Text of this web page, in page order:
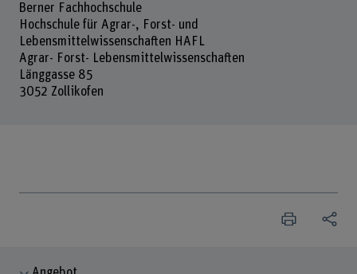
Berner Fachhochschule
Hochschule für Agrar-, Forst- und
Lebensmittelwissenschaften HAFL
Agrar- Forst- Lebensmittelwissenschaften
Länggasse 85
3052 Zollikofen